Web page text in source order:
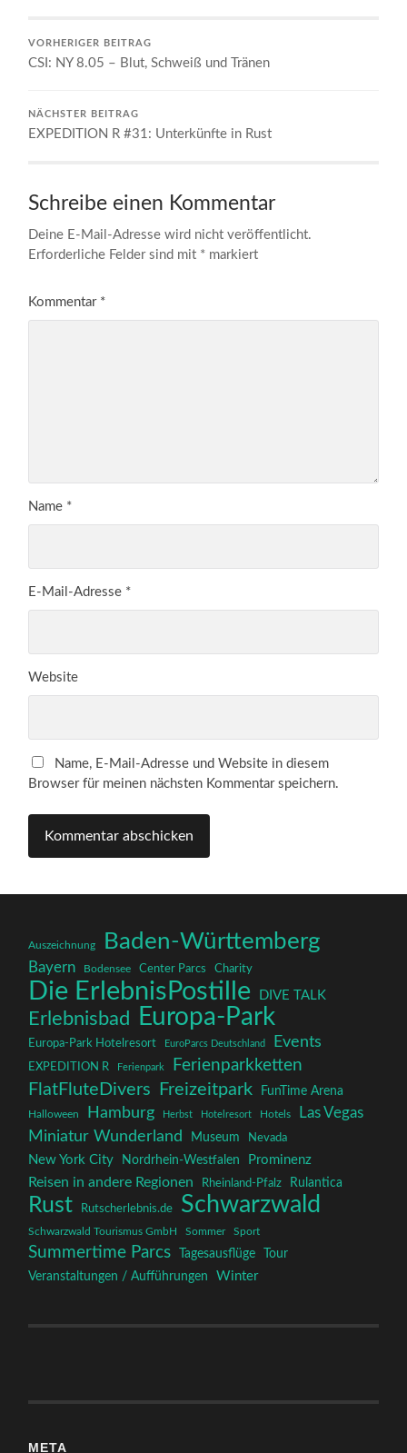
VORHERIGER BEITRAG
CSI: NY 8.05 – Blut, Schweiß und Tränen
NÄCHSTER BEITRAG
EXPEDITION R #31: Unterkünfte in Rust
Schreibe einen Kommentar
Deine E-Mail-Adresse wird nicht veröffentlicht.
Erforderliche Felder sind mit * markiert
Kommentar *
Name *
E-Mail-Adresse *
Website
Name, E-Mail-Adresse und Website in diesem
Browser für meinen nächsten Kommentar speichern.
Auszeichnung Baden-Württemberg
Bayern Bodensee Center Parcs Charity
Die ErlebnisPostille DIVE TALK
Erlebnisbad Europa-Park
Europa-Park Hotelresort EuroParcs Deutschland Events
EXPEDITION R Ferienpark Ferienparkketten
FlatFluteDivers Freizeitpark FunTime Arena
Halloween Hamburg Herbst Hotelresort Hotels
Las Vegas
Miniatur Wunderland
Museum Nevada
New York City Nordrhein-Westfalen Prominenz
Reisen in andere Regionen Rheinland-Pfalz Rulantica
Rust Rutscherlebnis.de Schwarzwald
Schwarzwald Tourismus GmbH Sommer Sport
Summertime Parcs Tagesausflüge
Tour
Veranstaltungen / Aufführungen
Winter
META